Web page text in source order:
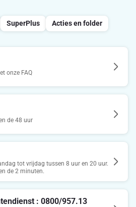
SuperPlus
Acties en folder
onze FAQ
de 48 uur
tot vrijdag tussen 8 uur en 20 uur.
de 2 minuten.
: 0800/957.13